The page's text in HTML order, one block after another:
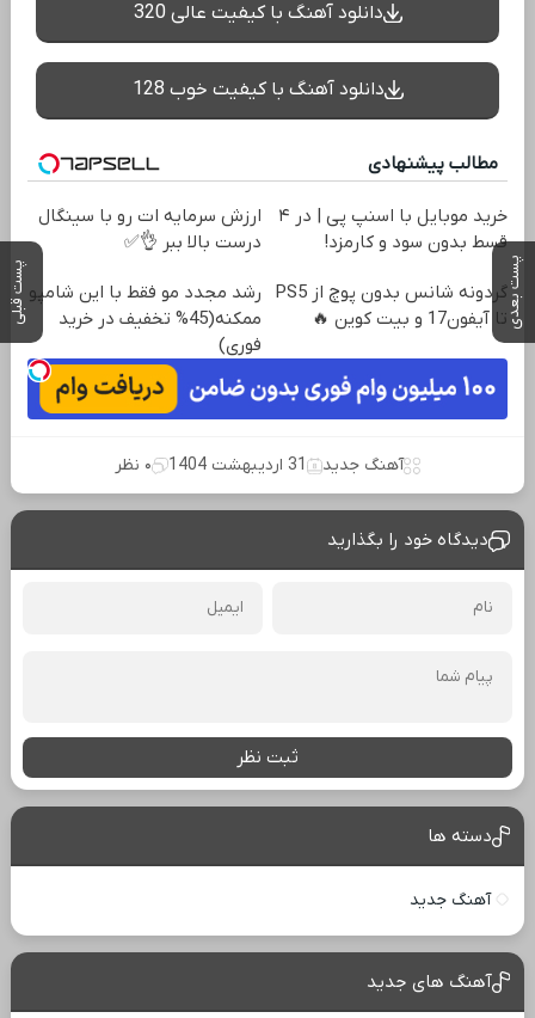
پست بعدی پست قبلی
دانلود آهنگ با کیفیت عالی 320
دانلود آهنگ با کیفیت خوب 128
مطالب پیشنهادی
خرید موبایل با اسنپ پی | در ۴
قسط بدون سود و کارمزد!
ارزش سرمایه ات رو با سینگال
درست بالا ببر 👌✅
گردونه شانس بدون پوچ از PS5
تا آیفون17 و بیت کوین 🔥
رشد مجدد مو فقط با این شامپو
ممکنه(45% تخفیف در خرید
فوری)
آهنگ جدید 31 اردیبهشت 1404 ۰ نظر
دیدگاه خود را بگذارید
ثبت نظر
دسته ها
آهنگ جدید
آهنگ های جدید